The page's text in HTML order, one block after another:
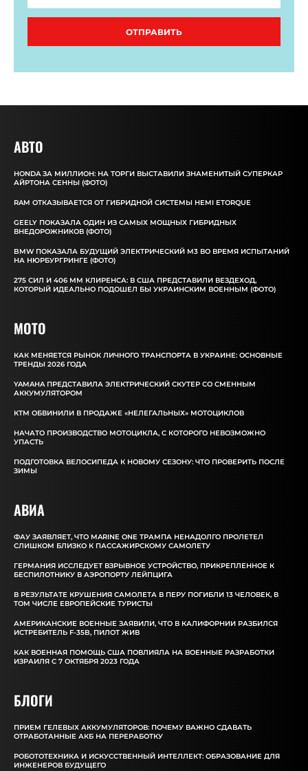
ОТПРАВИТЬ
АВТО
HONDA ЗА МИЛЛИОН: НА ТОРГИ ВЫСТАВИЛИ ЗНАМЕНИТЫЙ СУПЕРКАР
АЙРТОНА СЕННЫ (ФОТО)
RAM ОТКАЗЫВАЕТСЯ ОТ ГИБРИДНОЙ СИСТЕМЫ HEMI ETORQUE
GEELY ПОКАЗАЛА ОДИН ИЗ САМЫХ МОЩНЫХ ГИБРИДНЫХ
ВНЕДОРОЖНИКОВ (ФОТО)
BMW ПОКАЗАЛА БУДУЩИЙ ЭЛЕКТРИЧЕСКИЙ M3 ВО ВРЕМЯ ИСПЫТАНИЙ
НА НЮРБУРГРИНГЕ (ФОТО)
275 СИЛ И 406 ММ КЛИРЕНСА: В США ПРЕДСТАВИЛИ ВЕЗДЕХОД,
КОТОРЫЙ ИДЕАЛЬНО ПОДОШЕЛ БЫ УКРАИНСКИМ ВОЕННЫМ (ФОТО)
MOTO
КАК МЕНЯЕТСЯ РЫНОК ЛИЧНОГО ТРАНСПОРТА В УКРАИНЕ: ОСНОВНЫЕ
ТРЕНДЫ 2026 ГОДА
YAMAHA ПРЕДСТАВИЛА ЭЛЕКТРИЧЕСКИЙ СКУТЕР СО СМЕННЫМ
АККУМУЛЯТОРОМ
КТМ ОБВИНИЛИ В ПРОДАЖЕ «НЕЛЕГАЛЬНЫХ» МОТОЦИКЛОВ
НАЧАТО ПРОИЗВОДСТВО МОТОЦИКЛА, С КОТОРОГО НЕВОЗМОЖНО
УПАСТЬ
ПОДГОТОВКА ВЕЛОСИПЕДА К НОВОМУ СЕЗОНУ: ЧТО ПРОВЕРИТЬ ПОСЛЕ
ЗИМЫ
АВИА
ФАУ ЗАЯВЛЯЕТ, ЧТО MARINE ONE ТРАМПА НЕНАДОЛГО ПРОЛЕТЕЛ
СЛИШКОМ БЛИЗКО К ПАССАЖИРСКОМУ САМОЛЕТУ
ГЕРМАНИЯ ИССЛЕДУЕТ ВЗРЫВНОЕ УСТРОЙСТВО, ПРИКРЕПЛЕННОЕ К
БЕСПИЛОТНИКУ В АЭРОПОРТУ ЛЕЙПЦИГА
В РЕЗУЛЬТАТЕ КРУШЕНИЯ САМОЛЕТА В ПЕРУ ПОГИБЛИ 13 ЧЕЛОВЕК, В
ТОМ ЧИСЛЕ ЕВРОПЕЙСКИЕ ТУРИСТЫ
АМЕРИКАНСКИЕ ВОЕННЫЕ ЗАЯВИЛИ, ЧТО В КАЛИФОРНИИ РАЗБИЛСЯ
ИСТРЕБИТЕЛЬ F-35B, ПИЛОТ ЖИВ
КАК ВОЕННАЯ ПОМОЩЬ США ПОВЛИЯЛА НА ВОЕННЫЕ РАЗРАБОТКИ
ИЗРАИЛЯ С 7 ОКТЯБРЯ 2023 ГОДА
БЛОГИ
ПРИЕМ ГЕЛЕВЫХ АККУМУЛЯТОРОВ: ПОЧЕМУ ВАЖНО СДАВАТЬ
ОТРАБОТАННЫЕ АКБ НА ПЕРЕРАБОТКУ
РОБОТОТЕХНИКА И ИСКУССТВЕННЫЙ ИНТЕЛЛЕКТ: ОБРАЗОВАНИЕ ДЛЯ
ИНЖЕНЕРОВ БУДУЩЕГО